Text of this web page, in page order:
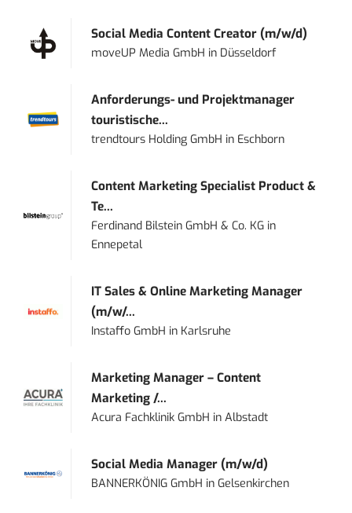
Social Media Content Creator (m/w/d)
moveUP Media GmbH in Düsseldorf
Anforderungs- und Projektmanager
touristische...
trendtours Holding GmbH in Eschborn
Content Marketing Specialist Product &
Te...
Ferdinand Bilstein GmbH & Co. KG in
Ennepetal
IT Sales & Online Marketing Manager
(m/w/...
Instaffo GmbH in Karlsruhe
Marketing Manager – Content
Marketing /...
Acura Fachklinik GmbH inAlbstadt
Social Media Manager (m/w/d)
BANNERKÖNIG GmbH inGelsenkirchen